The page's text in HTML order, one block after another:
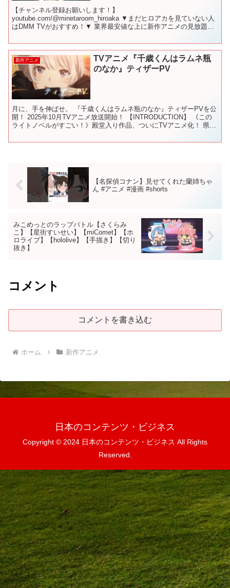
【チャンネル登録お願いします！】
youtube.com/@minetaroom_hiroaka ▼まだヒロアカを見ていない人
はDMM TVがおすすめ！▼ 業界最安値な上に新作アニメの見放題作
新作アニメ
TVアニメ『千歳くんはラムネ瓶
のなか』ティザーPV
月に、手を伸ばせ。 『千歳くんはラムネ瓶のなか』ティザーPVを公
開！ 2025年10月TVアニメ放送開始！ 【INTRODUCTION】 《この
ライトノベルがすごい！》殿堂入り作品、ついにTVアニメ化！ 県内
【名探偵コナン】見せてくれた蘭姉ちゃ
ん #アニメ #漫画 #shorts
みこめっとのラップバトル【さくらみ
こ】【星街すいせい】【miComet】【ホ
ロライブ】【hololive】【手描き】【切り
抜き】
コメント
コメントを書き込む
ホーム 新作アニメ
日本のコンテンツ・ビジネス
Copyright © 2024 日本のコンテンツ・ビジネス All Rights
Reserved.